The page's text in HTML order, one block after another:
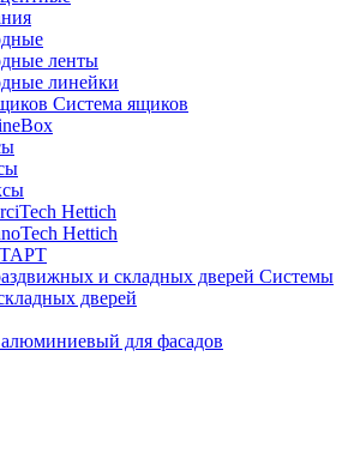
ленты
линейки
Система ящиков
Hettich
Hettich
Системы
дверей
для фасадов